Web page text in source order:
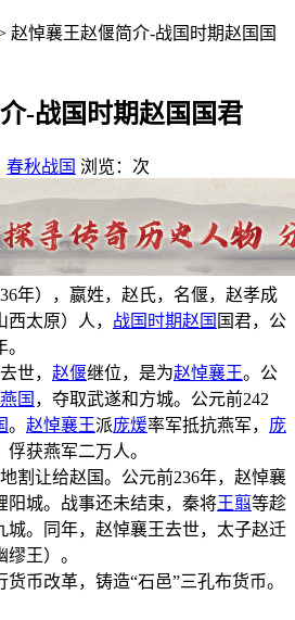
赵悼襄王赵偃简介-战国时期赵国国
-战国时期赵国国君
春秋战国 浏览： 次
年），嬴姓，赵氏，名偃，赵孝成
西太原）人， 战国时期赵国 国君，公
世， 赵偃继位，是为赵悼襄王。公
燕国 ，夺取武遂和方城。公元前242
。 赵悼襄王派庞煖率军抵抗燕军， 庞
俘获燕军二万人。
割让给赵国。公元前236年，赵悼襄
阳城。战事还未结束，秦将王翦等趁
城。同年，赵悼襄王去世，太子赵迁
王）。
币改革，铸造“石邑”三孔布货币。